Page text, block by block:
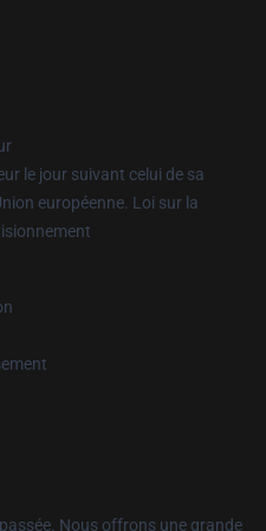
le jour suivant celui de sa
européenne. Loi sur la
Nous offrons une grande